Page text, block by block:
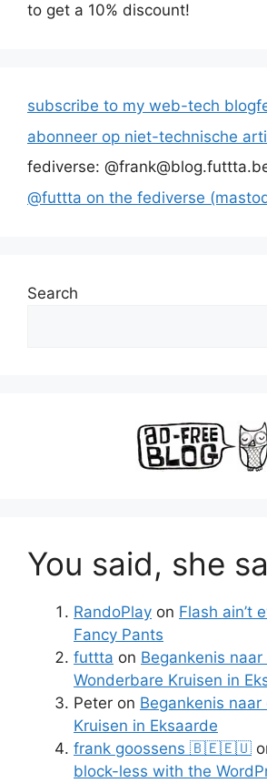
to get a 10% discount!
subscribe to my web-tech
abonneer op niet-technische
fediverse:
@futtta on the fediverse
Search
You said, she
RandoPlay on Flash ain’t
Fancy Pants
futtta on Begankenis naar
Wonderbare Kruisen in
Peter on Begankenis
Kruisen in Eksaarde
frank goossens 🇧🇪🇪🇺
block-less with the